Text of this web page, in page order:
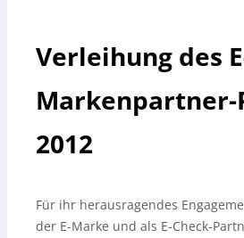
Verleihung des
Markenpartner-
2012
Für ihr herausragendes
der E-Marke und als E-Check-